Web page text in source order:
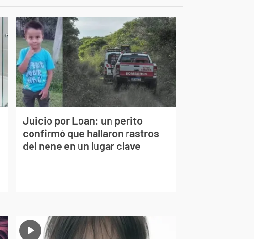
Juicio por Loan: un perito
confirmó que hallaron rastros
del nene en un lugar clave